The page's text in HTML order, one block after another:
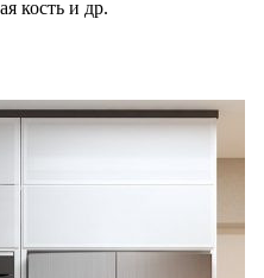
кость и др.